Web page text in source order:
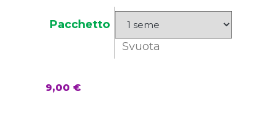
Pacchetto
Svuota
9,00 €